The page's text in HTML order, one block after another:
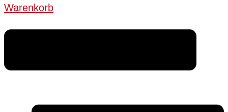
Warenkorb